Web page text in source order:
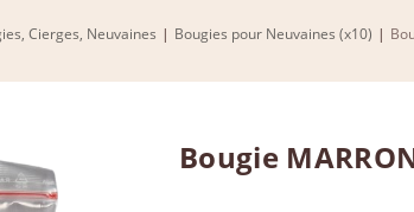
Cierges, Neuvaines | Bougies pour Neuvaines (x10) |
Bougie